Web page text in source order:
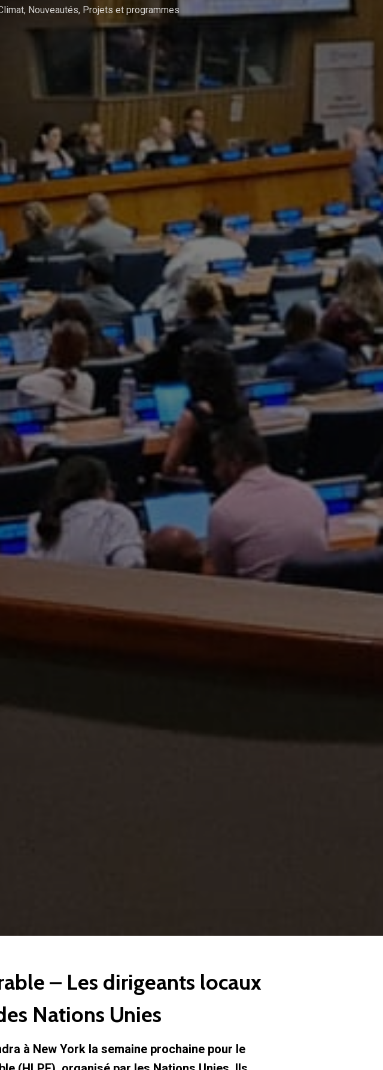
, Nouveautés, Projets et programmes
– Les dirigeants locaux
Nations Unies
à New York la semaine prochaine pour le